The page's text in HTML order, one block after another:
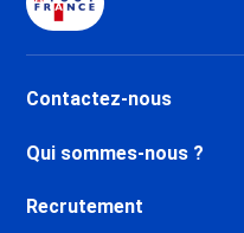
Contactez-nous
Qui sommes-nous ?
Recrutement